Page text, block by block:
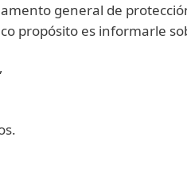
general de
propósito es informarle